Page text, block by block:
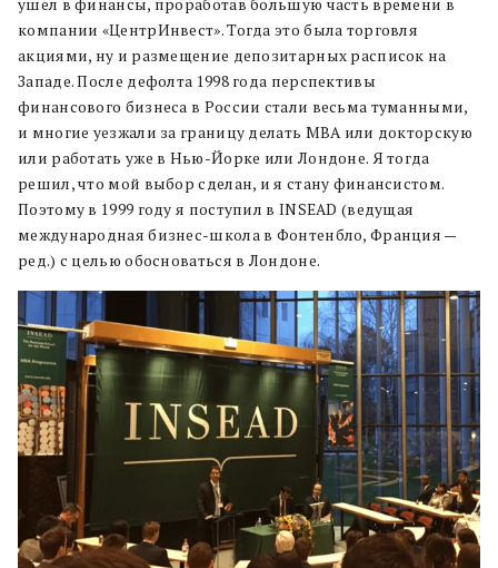
компании «ЦентрИнвест». Тогда это была торговля
акциями, ну и размещение депозитарных расписок на
Западе. После дефолта 1998 года перспективы
финансового бизнеса в России стали весьма туманными,
и многие уезжали за границу делать MBA или докторскую
или работать уже в Нью-Йорке или Лондоне. Я тогда
решил, что мой выбор сделан, и я стану финансистом.
Поэтому в 1999 году я поступил в INSEAD (ведущая
международная бизнес-школа в Фонтенбло, Франция —
ред.) с целью обосноваться в Лондоне.